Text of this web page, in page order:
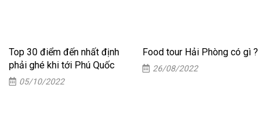
Top 30 điểm đến nhất định
phải ghé khi tới Phú Quốc
05/10/2022
Food tour Hải Phòng có gì ?
26/08/2022